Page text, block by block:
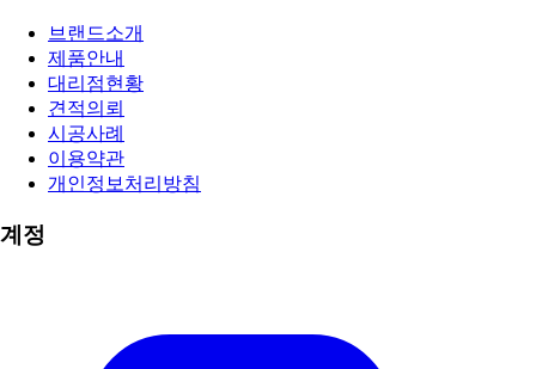
브랜드소개
제품안내
대리점현황
견적의뢰
시공사례
이용약관
개인정보처리방침
계정